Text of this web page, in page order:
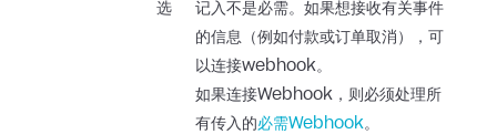
选
记入不是必需。如果想接收有关事件
的信息（例如付款或订单取消），可
以连接webhook。
如果连接Webhook，则必须处理所
有传入的必需Webhook。